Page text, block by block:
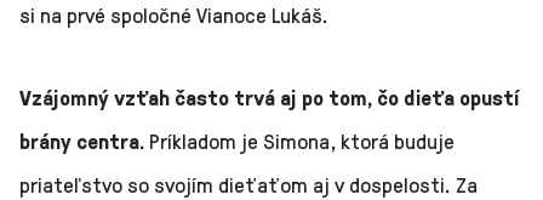
si na prvé spoločné Vianoce Lukáš.
Vzájomný vzťah často trvá aj po tom, čo dieťa opustí
brány centra. Príkladom je Simona, ktorá buduje
priateľstvo so svojím dieťaťom aj v dospelosti. Za